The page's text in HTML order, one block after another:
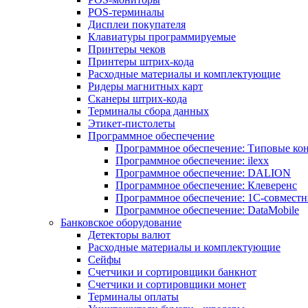
POS-терминалы
Дисплеи покупателя
Клавиатуры программируемые
Принтеры чеков
Принтеры штрих-кода
Расходные материалы и комплектующие
Ридеры магнитных карт
Сканеры штрих-кода
Терминалы сбора данных
Этикет-пистолеты
Программное обеспечение
Программное обеспечение: Типовые
Программное обеспечение: ilexx
Программное обеспечение: DALION
Программное обеспечение: Клеверенс
Программное обеспечение: 1С-
Программное обеспечение: DataMobile
Банковское оборудование
Детекторы валют
Расходные материалы и комплектующие
Сейфы
Счетчики и сортировщики банкнот
Счетчики и сортировщики монет
Терминалы оплаты